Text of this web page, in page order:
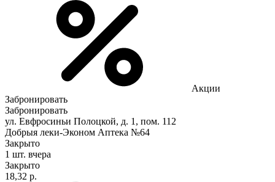
Акции
Забронировать
Забронировать
ул. Евфросиньи Полоцкой, д. 1, пом. 112
Добрыя леки-Эконом Аптека №64
Закрыто
1 шт. вчера
Закрыто
18,32 р.